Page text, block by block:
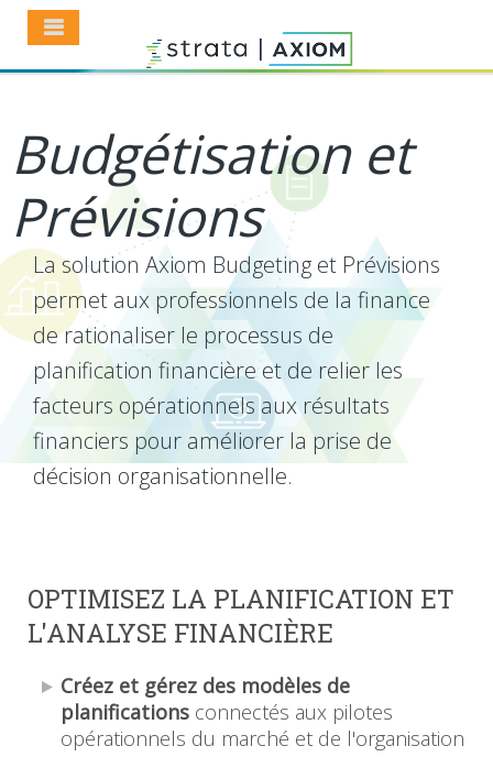
Budgétisation et
Prévisions
La solution Axiom Budgeting et Prévisions
permet aux professionnels de la finance
de rationaliser le processus de
planification financière et de relier les
facteurs opérationnels aux résultats
financiers pour améliorer la prise de
décision organisationnelle.
OPTIMISEZ LA PLANIFICATION ET
L'ANALYSE FINANCIÈRE
Créez et gérez des modèles de
planifications connectés aux pilotes
opérationnels du marché et de l'organisation